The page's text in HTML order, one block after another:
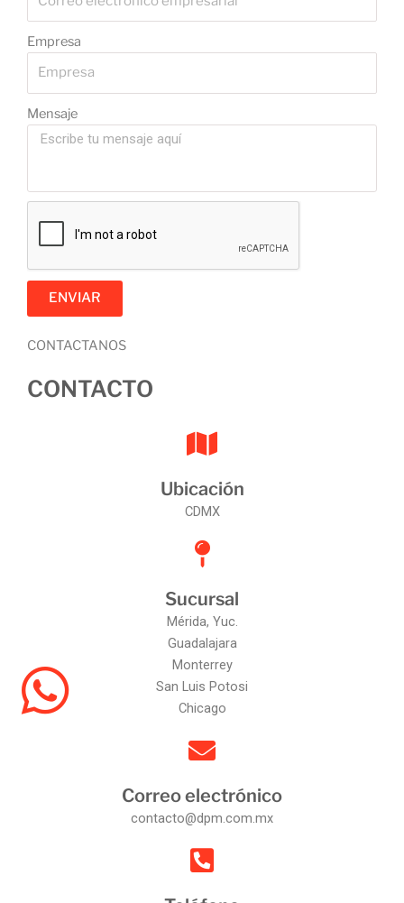
Empresa
Mensaje
ENVIAR
CONTACTANOS
CONTACTO
Ubicación
CDMX
Sucursal
Mérida, Yuc.
Guadalajara
Monterrey
San Luis Potosi
Chicago
Correo electrónico
contacto@dpm.com.mx